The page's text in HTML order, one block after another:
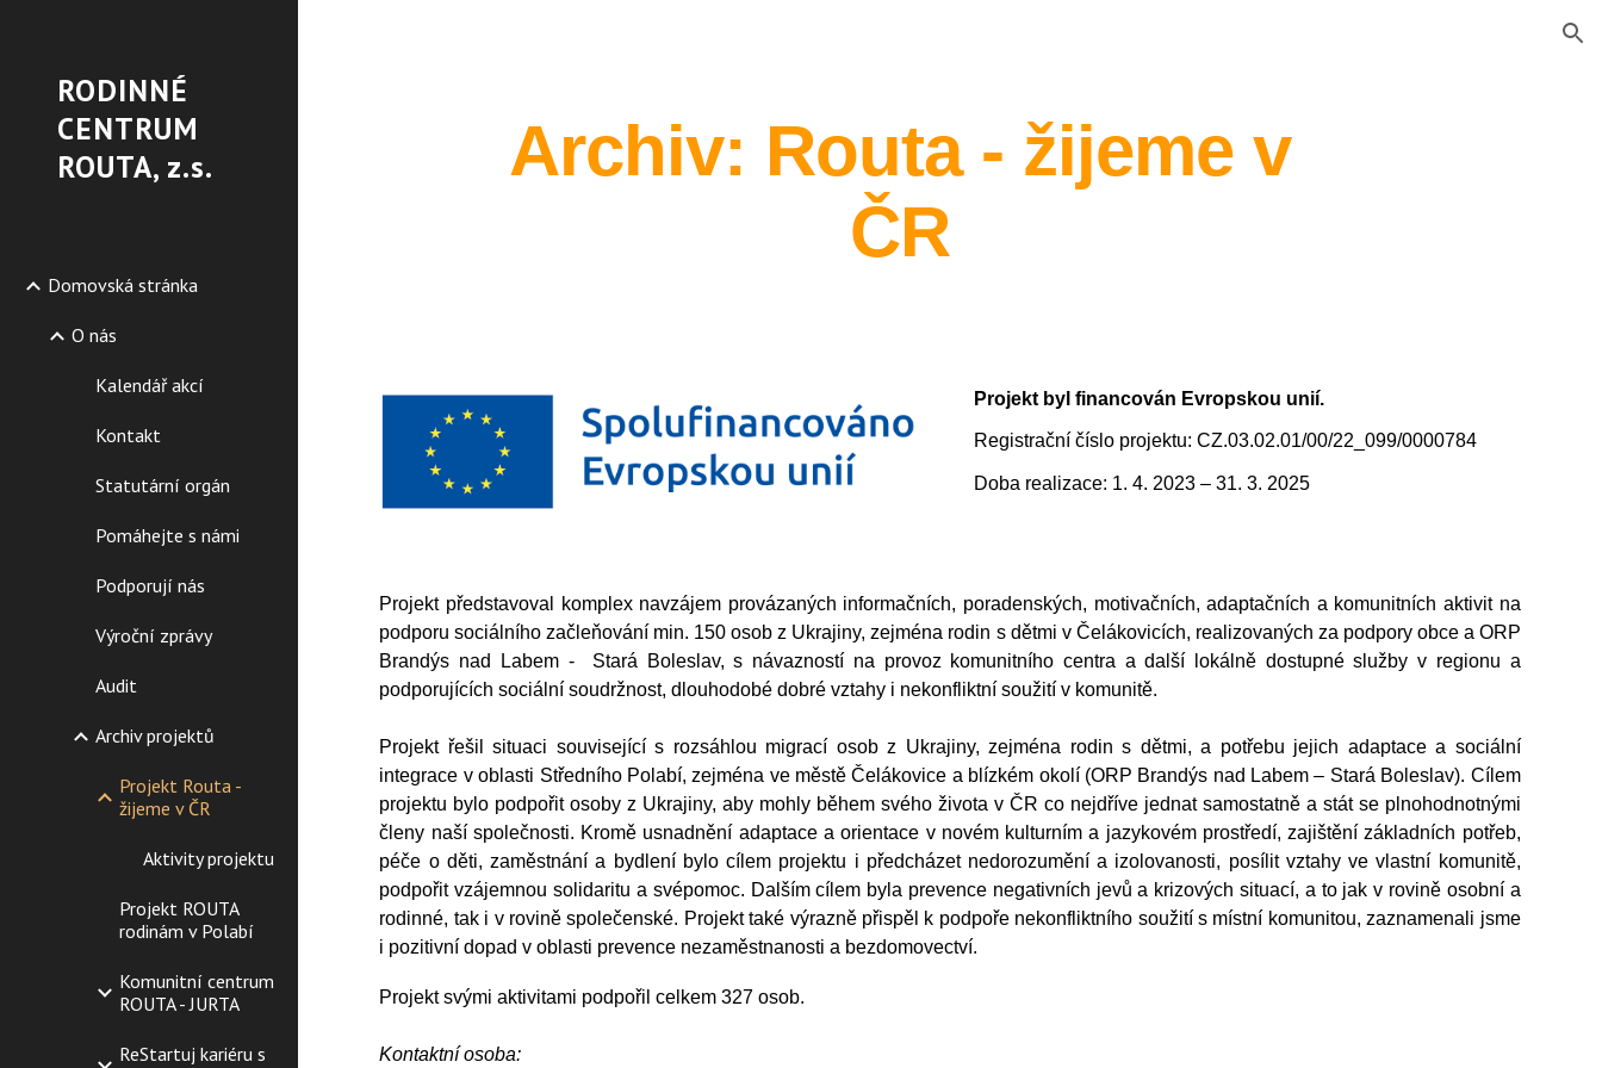
RODINNÉ
CENTRUM
ROUTA, z.s.
Domovská stránka
O nás
Kalendář akcí
Kontakt
Statutární orgán
Pomáhejte s námi
Podporují nás
Výroční zprávy
Audit
Archiv projektů
Projekt Routa -
žijeme v ČR
Aktivity projektu
Projekt ROUTA
rodinám v Polabí
Komunitní centrum
ROUTA - JURTA
ReStartuj kariéru s
Archiv: Routa - žijeme v
ČR
Projekt byl financován Evropskou unií.
Registrační číslo projektu: CZ.03.02.01/00/22_099/0000784
Doba realizace: 1. 4. 2023 – 31. 3. 2025
Projekt představoval
komplex navzájem provázaných informačních, poradenských, motivačních, adaptačních a komunitních aktivit na
podporu sociálního začleňování min. 150 osob z Ukrajiny, zejména rodin s dětmi v Čelákovicích, realizovaných za podpory obce a ORP
Brandýs nad Labem - Stará Boleslav, s návazností na provoz komunitního centra a další lokálně dostupné služby v regionu a
podporujících sociální soudržnost, dlouhodobé dobré vztahy i nekonfliktní soužití v komunitě.
Projekt řešil
situaci související s rozsáhlou migrací osob z Ukrajiny, zejména rodin s dětmi, a potřebu jejich adaptace a sociální
integrace v oblasti Středního Polabí, zejména ve městě Čelákovice a blízkém okolí (ORP Brandýs nad Labem – Stará Boleslav). Cílem
projektu bylo podpořit osoby z Ukrajiny, aby mohly během svého života v ČR co nejdříve jednat samostatně a stát se plnohodnotnými
členy naší společnosti. Kromě usnadnění adaptace a orientace v novém kulturním a jazykovém prostředí, zajištění základních potřeb,
péče o děti, zaměstnání a bydlení bylo cílem projektu i předcházetnedorozumění a izolovanosti, posíl itvztahyve vlastní komunitě,
podpořitvzájemnou solidaritu a svépomoc. Dalším cílem byla prevence negativních jevů a krizových situací, a to jak v rovině osobní a
rodinné, tak i v rovině společenské. Projekt také výrazně přispěl k podpoře nekonfliktního soužití s místní komunitou,zaznamenali jsme
i pozitivní dopad v oblasti prevence nezaměstnanosti a bezdomovectví.
Projekt svými aktivitami podpořil celkem 327 osob.
Kontaktní osoba: